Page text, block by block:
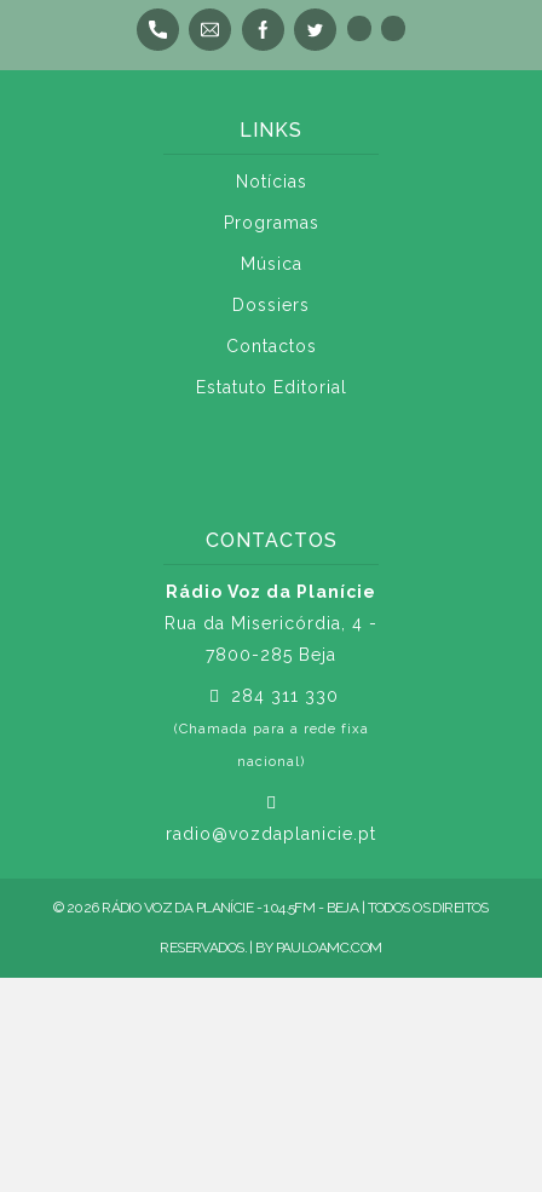
LINKS
Notícias
Programas
Música
Dossiers
Contactos
Estatuto Editorial
CONTACTOS
Rádio Voz da Planície
Rua da Misericórdia, 4 -
7800-285 Beja
284 311 330
(Chamada para a rede fixa
nacional)
radio@vozdaplanicie.pt
© 2026 RÁDIO VOZ DA PLANÍCIE - 104.5FM - BEJA | TODOS OS DIREITOS
RESERVADOS. | BY PAULOAMC.COM